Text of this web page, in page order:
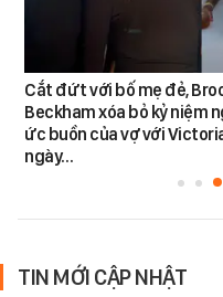
Cắt đứt với bố mẹ đẻ,
Beckham xóa bỏ kỷ niệm
ức buồn của vợ với
ngày…
TIN MỚI CẬP NHẬT